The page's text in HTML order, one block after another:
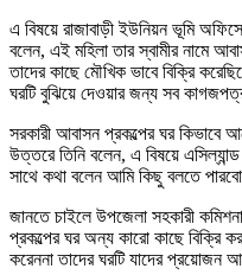
এ বিষয়ে রাজাবাড়ী ইউনিয়ন ভূমি
বলেন, এই মহিলা তার স্বামীর নামে
তাদের কাছে মৌখিক ভাবে বিক্রি
ঘরটি বুঝিয়ে দেওয়ার জন্য সব
সরকারী আবাসন প্রকল্পের ঘর কিভাবে
উত্তরে তিনি বলেন, এ বিষয়ে
সাথে কথা বলেন আমি কিছু বলতে
জানতে চাইলে উপজেলা সহকারী
প্রকল্পের ঘর অন্য কারো কাছে বিক্রি
করেননা তাদের ঘরটি যাদের প্রয়োজন